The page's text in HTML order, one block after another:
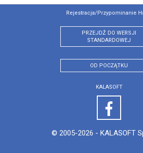
Rejestracja/przypominanie
PRZEJDŹ DO WERSJI
STANDARDOWEJ
OD POCZĄTKU
KALASOFT
© 2005-2026 - KALASOFT